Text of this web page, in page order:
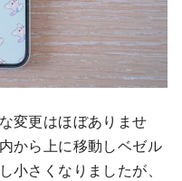
変更はほぼありませ
から上に移動しベゼル
小さくなりましたが、